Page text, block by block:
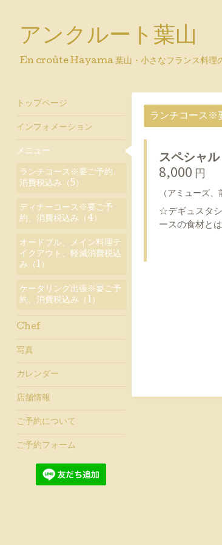
アンクルート葉山
En croûte Hayama 葉山・小さなフランス料理
ランチコース※
スペシャル
8,000 円
（アミューズ
☆デギュスタ
ースの食材と
トップページ
インフォメーション
メニュー
ランチコース※要ご予約、
消費税込み（5）
ディナーコース※要ご予
約、消費税込み（4）
オードブル、メイン料理テ
イクアウト、軽減消費税込
み（1）
ケータリング出張※要ご予
約、消費税込み（1）
Chef
写真
カレンダー
店舗情報
ご予約について
ご予約フォーム